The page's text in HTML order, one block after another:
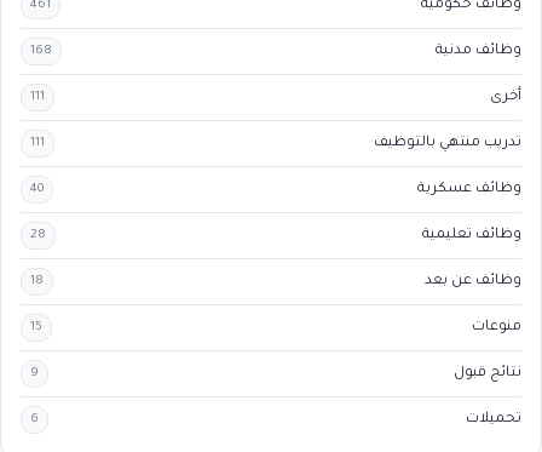
وظائف حكومية 461
وظائف مدنية 168
أخرى 111
تدريب منتهي بالتوظيف 111
وظائف عسكرية 40
وظائف تعليمية 28
وظائف عن بعد 18
منوعات 15
نتائج قبول 9
تحميلات 6